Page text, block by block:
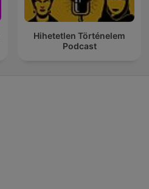
Hihetetlen Történelem
Podcast